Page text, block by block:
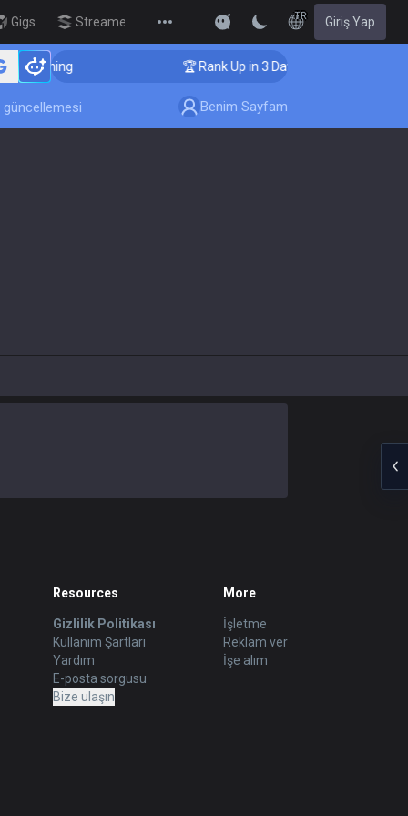
Gigs Streamer Overlay TR Giriş Yap
Coaching 🏆 Rank Up in 3 Days! Challenger
güncellemesi Benim Sayfam
Resources
Gizlilik Politikası
Kullanım Şartları
Yardım
E-posta sorgusu
Bize ulaşın
More
İşletme
Reklam ver
İşe alım